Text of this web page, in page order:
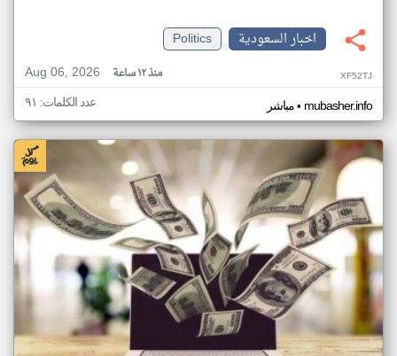
اخبار السعودية
Politics
Aug 06, 2026
منذ ١٢ ساعة XF52TJ
مباشر• mubasher.info عدد الكلمات: ٩١